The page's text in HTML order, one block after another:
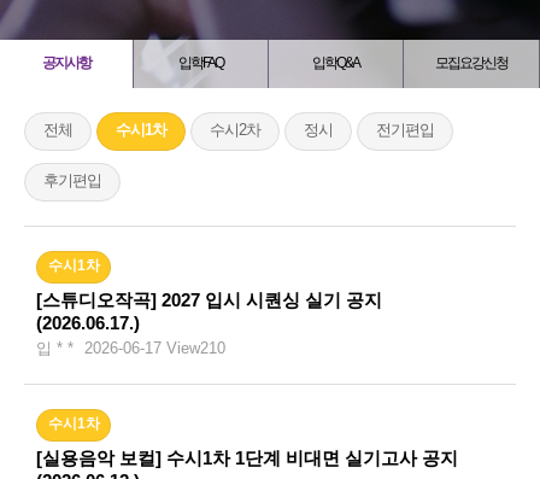
공지사항 입학FAQ 입학Q&A 모집요강신청
전체 수시1차 수시2차 정시 전기편입
후기편입
수시1차
[스튜디오작곡] 2027 입시 시퀀싱 실기 공지
(2026.06.17.)
입 * * 2026-06-17 View210
수시1차
[실용음악 보컬] 수시1차 1단계 비대면 실기고사 공지